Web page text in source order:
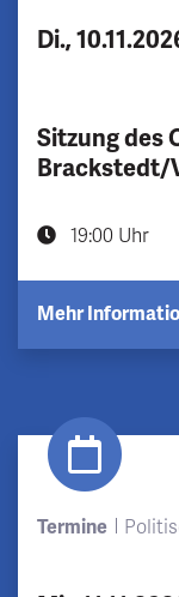
Di.,
Sitzung des
Brackstedt/
19:00 Uhr
Mehr
Termine